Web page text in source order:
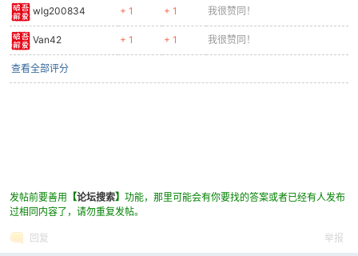
jie.
wlg200834 + 1 + 1 我很赞同！
Van42 + 1 + 1 我很赞同！
查看全部评分
发帖前要善用 【论坛搜索】 功能，那里可能会有你要找的答案或者已经有人发布
过相同内容了，请勿重复发帖。
回复 举报